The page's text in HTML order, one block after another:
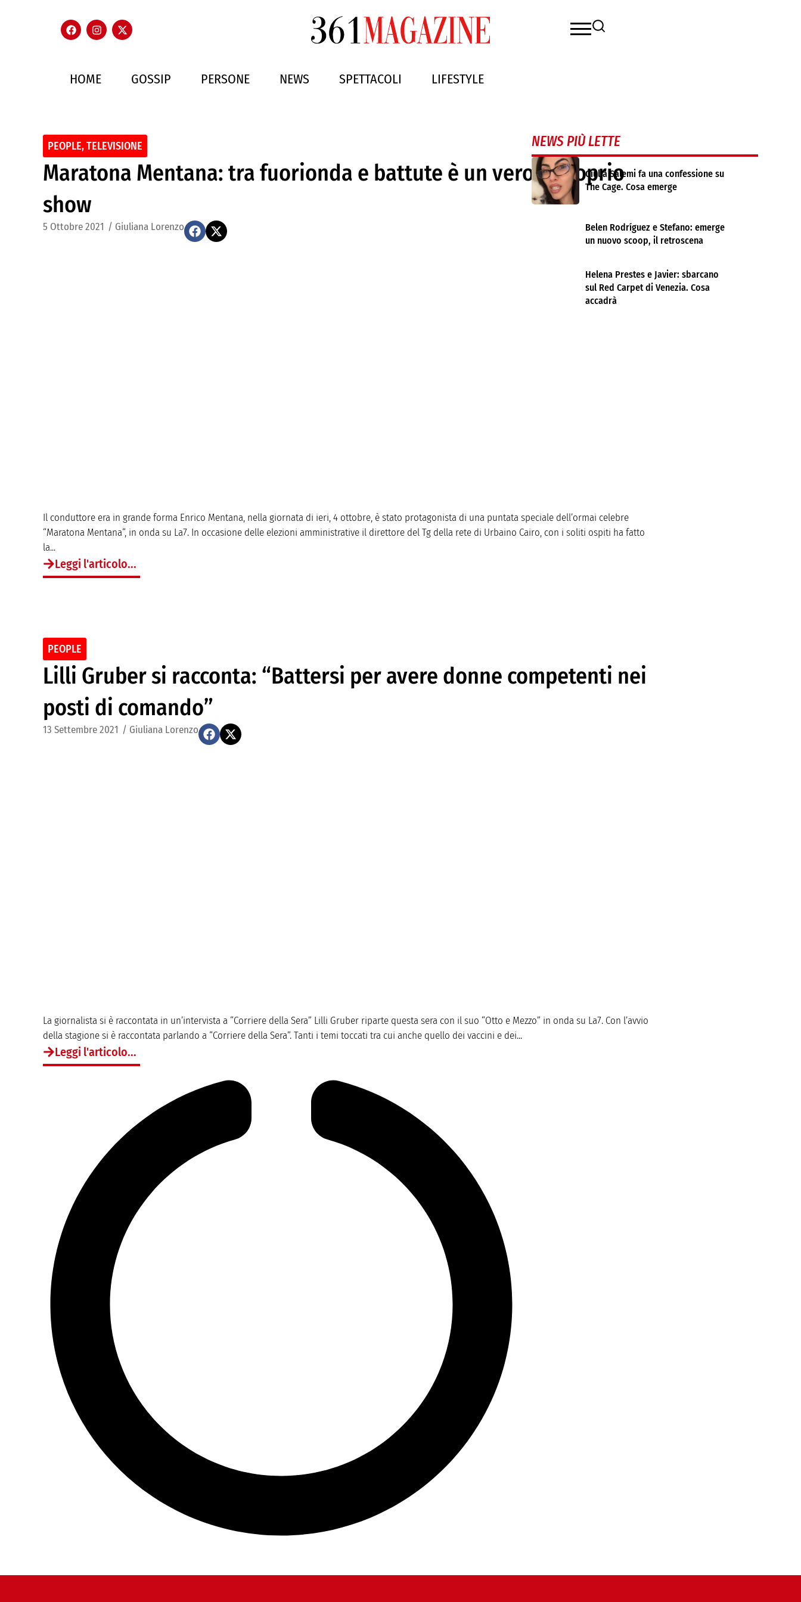
HOME GOSSIP PERSONE NEWS SPETTACOLI LIFESTYLE
PEOPLE,TELEVISIONE
Maratona Mentana: tra fuorionda e battute è un vero e proprio
show
5 Ottobre 2021 / Giuliana Lorenzo
Il conduttore era in grande forma Enrico Mentana, nella giornata di ieri, 4 ottobre, è stato protagonista di una puntata speciale dell’ormai celebre
“Maratona Mentana“, in onda su La7. In occasione delle elezioni amministrative il direttore del Tg della rete di Urbaino Cairo, con i soliti ospiti ha fatto
la...
Leggi l'articolo...
PEOPLE
Lilli Gruber si racconta: “Battersi per avere donne competenti nei
posti di comando”
13 Settembre 2021 / Giuliana Lorenzo
La giornalista si è raccontata in un’intervista a “Corriere della Sera” Lilli Gruber riparte questa sera con il suo “Otto e Mezzo” in onda su La7. Con l’avvio
della stagione si è raccontata parlando a “Corriere della Sera”. Tanti i temi toccati tra cui anche quello dei vaccini e dei...
Leggi l'articolo...
NEWS PIÙ LETTE
Giulia Salemi fa una confessione su
The Cage. Cosa emerge
Belen Rodríguez e Stefano: emerge
un nuovo scoop, il retroscena
Helena Prestes e Javier: sbarcano
sul Red Carpet di Venezia. Cosa
accadrà